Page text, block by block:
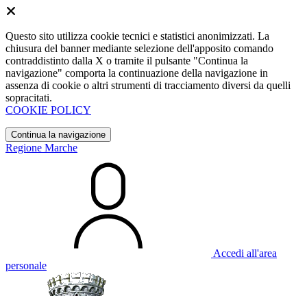
Questo sito utilizza cookie tecnici e statistici anonimizzati. La
chiusura del banner mediante selezione dell'apposito comando
contraddistinto dalla X o tramite il pulsante "Continua la
navigazione" comporta la continuazione della navigazione in
assenza di cookie o altri strumenti di tracciamento diversi da quelli
sopracitati.
COOKIE POLICY
Continua la navigazione
Regione Marche
Accedi all'area
personale